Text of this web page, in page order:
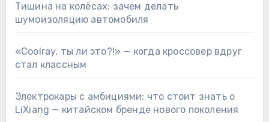
Тишина на колёсах: зачем делать
шумоизоляцию автомобиля
«Coolray, ты ли это?!» — когда кроссовер вдруг
стал классным
Электрокары с амбициями: что стоит знать о
LiXiang — китайском бренде нового поколения